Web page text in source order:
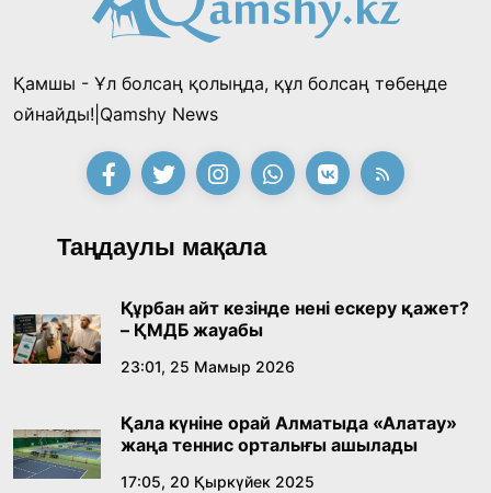
Қамшы - Ұл болсаң қолыңда, құл болсаң төбеңде
ойнайды!|Qamshy News
Таңдаулы мақала
Құрбан айт кезінде нені ескеру қажет?
– ҚМДБ жауабы
23:01, 25 Мамыр 2026
Қала күніне орай Алматыда «Алатау»
жаңа теннис орталығы ашылады
17:05, 20 Қыркүйек 2025